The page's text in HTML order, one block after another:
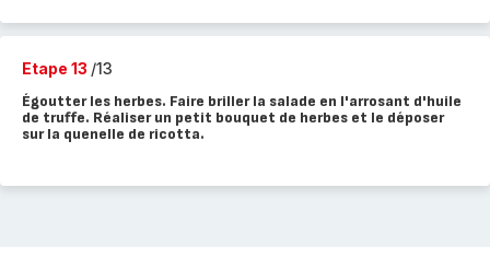
Etape 13 /13
Égoutter les herbes. Faire briller la salade en l'arrosant d'huile
de truffe. Réaliser un petit bouquet de herbes et le déposer
sur la quenelle de ricotta.